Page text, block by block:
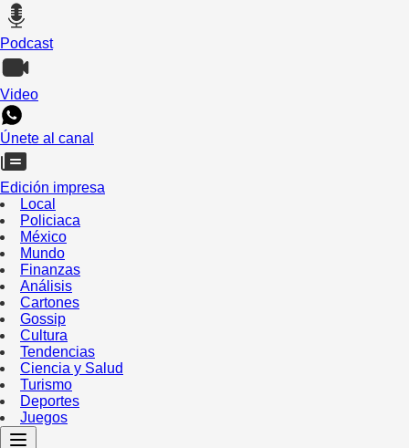
Podcast
Video
Únete al canal
Edición impresa
Local
Policiaca
México
Mundo
Finanzas
Análisis
Cartones
Gossip
Cultura
Tendencias
Ciencia y Salud
Turismo
Deportes
Juegos